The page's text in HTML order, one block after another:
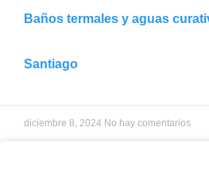
Baños termales y aguas
Santiago
diciembre 8, 2024 No hay comentarios